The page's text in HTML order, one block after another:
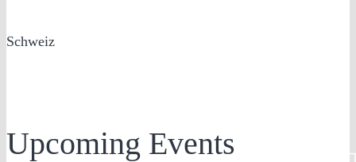
Schweiz
Upcoming Events